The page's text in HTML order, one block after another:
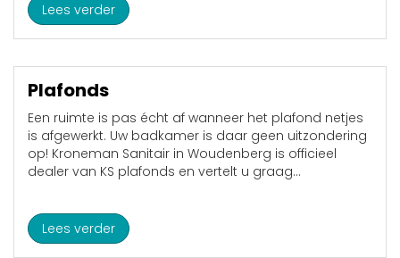
Lees verder
Plafonds
Een ruimte is pas écht af wanneer het plafond netjes
is afgewerkt. Uw badkamer is daar geen uitzondering
op! Kroneman Sanitair in Woudenberg is officieel
dealer van KS plafonds en vertelt u graag...
Lees verder